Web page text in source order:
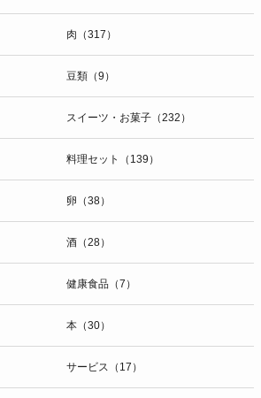
肉（317）
豆類（9）
スイーツ・お菓子（232）
料理セット（139）
卵（38）
酒（28）
健康食品（7）
本（30）
サービス（17）